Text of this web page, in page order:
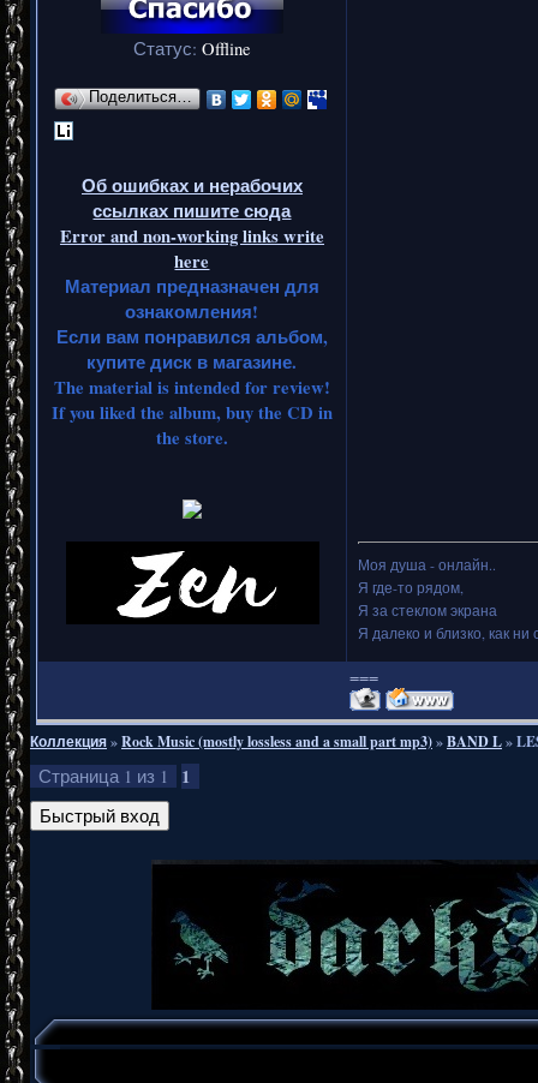
Статус: Offline
Поделиться…
Об ошибках и нерабочих
ссылках пишите сюда
Error and non-working links write
here
Материал предназначен для
ознакомления!
Если вам понравился альбом,
купите диск в магазине.
The material is intended for review!
If you liked the album, buy the CD in
the store.
Моя душа - онлайн..
Я где-то рядом,
Я за стеклом экрана
Я далеко и близко, как ни
===
Коллекция»Rock Music (mostly lossless and a small part mp3)»BAND L»
Страница 1 из 1 1